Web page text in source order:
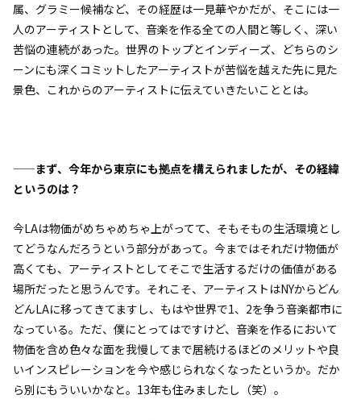
属、グラミー候補など、その経歴は一見華やかだが、そこには一
人のアーティストとして、音楽を作る全ての人間と等しく、深い
苦悩の連続があった。世界のトップとインディーズ、どちらのシ
ーンにも深くコミットしたアーティストが苦悩を越えた先に見た
景色、これからのアーティストに伝えていきたいこととは。
——まず、今年から東京にも拠点を構えられましたが、その経緯
というのは？
今LAは物価がめちゃめちゃ上がってて、そもそもの生活環境とし
てどうなんだろうという部分があって。今まではそれだけ物価が
高くても、アーティストとしてそこで生活するだけの価値がある
場所だったと思うんです。それこそ、アーティストはNYからどん
どんLAに移ってきてますし、もはや世界で1、2を争う音楽都市に
なっている。ただ、僕にとってはですけど、音楽を作るにおいて
物価を含め色々な面を我慢してまで居続けるほどのメリットや良
いインスピレーションを今や感じられなくなったというか。だか
ら別にもういいかなと。13年も住みましたし（笑）。